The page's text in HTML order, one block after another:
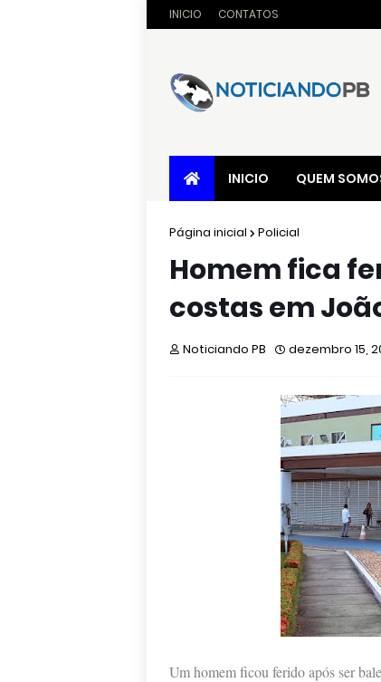
INICIO CONTATOS
INICIO QUEM
Página inicial Policial
Homem fica
costas em
Noticiando PB dezembro 15,
Um homem ficou ferido após ser